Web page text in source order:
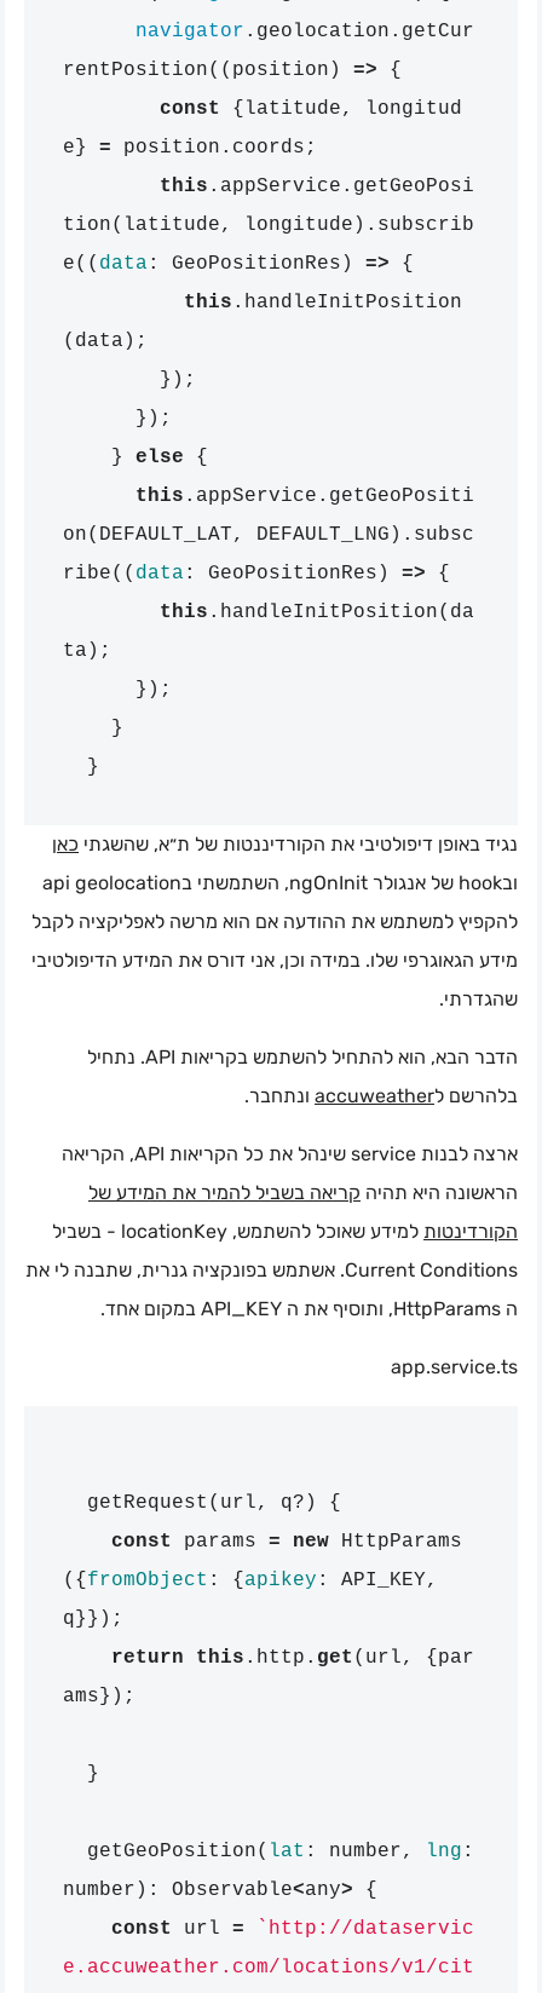
navigator . geolocation . getCur
rentPosition(( position ) =>
{
const
{ latitude,
longitud
e } = position . coords ;
this . appService . getGeoPosi
tion( latitude, longitude ). subscrib
e(( data : GeoPositionRes ) =>
{
this . handleInitPosition
( data );
});
});
}
else
{
this . appService . getGeoPositi
on( DEFAULT_LAT, DEFAULT_LNG ). subsc
ribe(( data : GeoPositionRes ) =>
{
this . handleInitPosition( da
ta );
});
}
}
נגיד באופן דיפולטיבי את הקורדיננטות של ת״א, שהשגתי כאן
ובhook של אנגולר ngOnInit, השתמשתי בapi geolocation
להקפיץ למשתמש את ההודעה אם הוא מרשה לאפליקציה לקבל
מידע הגאוגרפי שלו. במידה וכן, אני דורס את המידע הדיפולטיבי
שהגדרתי.
הדבר הבא, הוא להתחיל להשתמש בקריאות API. נתחיל
בלהרשם לaccuweather ונתחבר.
ארצה לבנות service שינהל את כל הקריאות API, הקריאה
הראשונה היא תהיה קריאה בשביל להמיר את המידע של
הקורדינטות
למידע שאוכל להשתמש, locationKey - בשביל
Current Conditions. אשתמש בפונקציה גנרית, שתבנה לי את
ה HttpParams, ותוסיף את ה API_KEY במקום אחד.
app.service.ts
getRequest ( url, q?)
{
const
params = new
HttpParams
({ fromObject : { apikey : API_KEY,
q }});
return
this . http . get ( url, { par
ams });
}
getGeoPosition( lat : number, lng :
number ): Observable<any>
{
const
url =
`http://dataservic
e.accuweather.com/locations/v1/cit